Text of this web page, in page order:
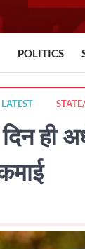
POLITICS
LATEST
ही